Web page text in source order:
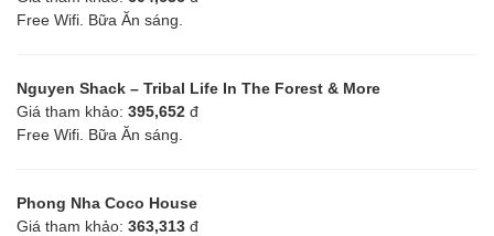
Free Wifi. Bữa Ăn sáng.
Nguyen Shack – Tribal Life In The Forest & More
Giá tham khảo: 395,652 đ
Free Wifi. Bữa Ăn sáng.
Phong Nha Coco House
Giá tham khảo: 363,313 đ